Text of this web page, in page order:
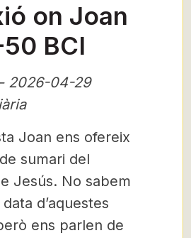
on Joan
BCI
2026-04-29
Joan ens ofereix
sumari del
Jesús. No sabem
d’aquestes
ens parlen de